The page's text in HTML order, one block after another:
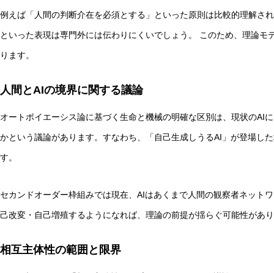
例えば「人間の判断介在を必須とする」といった原則は比較的理解さ
といった表現は専門外には伝わりにくいでしょう。 このため、理論
ります。
人間とAIの境界に関する議論
オートポイエーシス論に基づく生命と機械の明確な区別は、現状のAI
かという議論があります。すなわち、「自己生成しうるAI」が登場し
す。
セカンドオーダー枠組みでは現在、AIはあくまで人間の観察者ネット
己改変・自己増殖するようになれば、理論の前提が揺らぐ可能性があ
相互主体性の範囲と限界